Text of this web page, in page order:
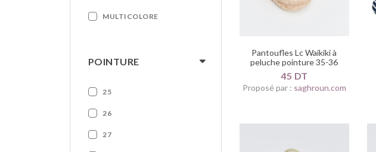
MULTICOLORE
POINTURE
25
26
27
Pantoufles Lc Waikiki à
peluche pointure 35-36
45 DT
Proposé par : saghroun.com